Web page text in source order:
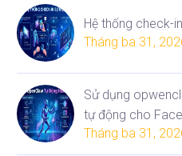
Hệ thống check-
Tháng ba 31,
Sử dụng
tự động cho
Tháng ba 31,